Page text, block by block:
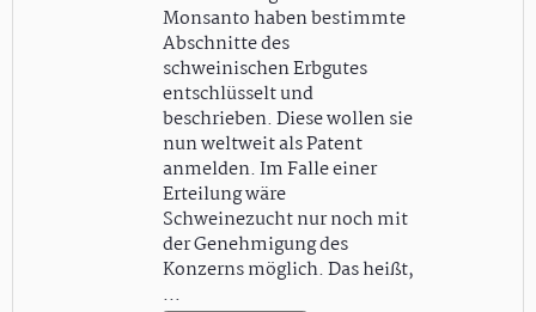
Monsanto haben bestimmte
Abschnitte des
schweinischen Erbgutes
entschlüsselt und
beschrieben. Diese wollen sie
nun weltweit als Patent
anmelden. Im Falle einer
Erteilung wäre
Schweinezucht nur noch mit
der Genehmigung des
Konzerns möglich. Das heißt,
…